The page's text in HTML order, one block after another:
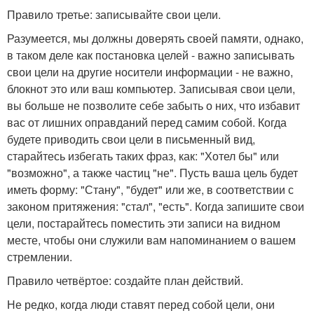
Правило третье: записывайте свои цели.
Разумеется, мы должны доверять своей памяти, однако,
в таком деле как постановка целей - важно записывать
свои цели на другие носители информации - не важно,
блокнот это или ваш компьютер. Записывая свои цели,
вы больше не позволите себе забыть о них, что избавит
вас от лишних оправданий перед самим собой. Когда
будете приводить свои цели в письменный вид,
старайтесь избегать таких фраз, как: "Хотел бы" или
"возможно", а также частиц "не". Пусть ваша цель будет
иметь форму: "Стану", "будет" или же, в соответствии с
законом притяжения: "стал", "есть". Когда запишите свои
цели, постарайтесь поместить эти записи на видном
месте, чтобы они служили вам напоминанием о вашем
стремлении.
Правило четвёртое: создайте план действий.
Не редко, когда люди ставят перед собой цели, они